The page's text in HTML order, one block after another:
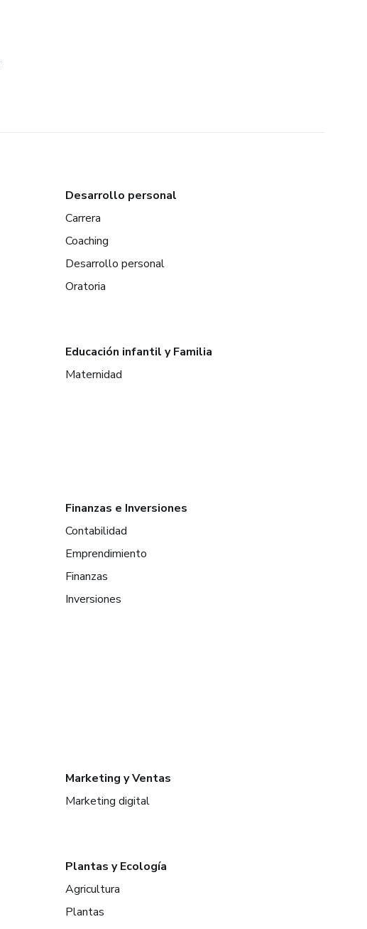
Desarrollo personal
Carrera
Coaching
Desarrollo personal
Oratoria
Educación infantil y Familia
Maternidad
Finanzas e Inversiones
Contabilidad
Emprendimiento
Finanzas
Inversiones
Marketing y Ventas
Marketing digital
Plantas y Ecología
Agricultura
Plantas